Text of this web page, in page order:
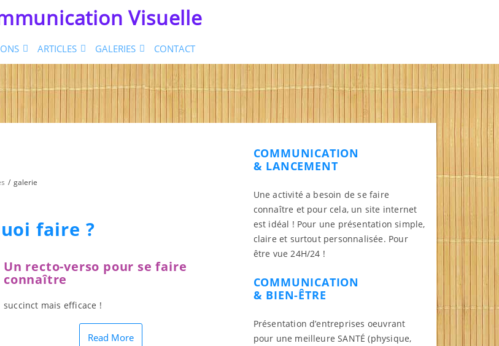
Visuelle
ARTICLES GALERIES CONTACT
galerie
faire ?
Un recto-verso pour se faire
connaître
succinct mais efficace !
Read More
COMMUNICATION
& LANCEMENT
Une activité a besoin de se faire
connaître et pour cela, un site internet
est idéal ! Pour une présentation simple,
claire et surtout personnalisée. Pour
être vue 24H/24 !
COMMUNICATION
& BIEN-ÊTRE
Présentation d’entreprises oeuvrant
pour une meilleure SANTÉ (physique,